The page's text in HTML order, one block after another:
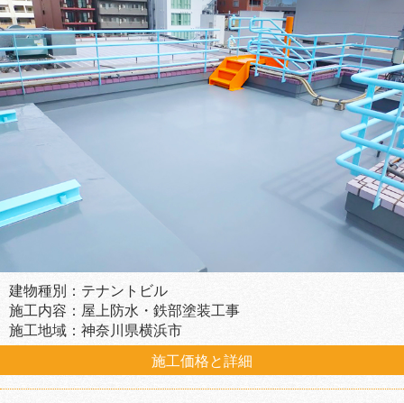
建物種別：テナントビル
施工内容：屋上防水・鉄部塗装工事
施工地域：神奈川県横浜市
施工価格と詳細